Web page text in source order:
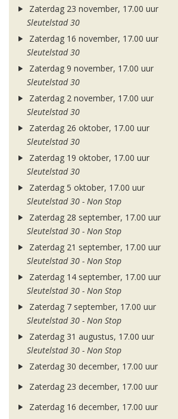
Zaterdag 23 november, 17.00 uur
Sleutelstad 30
Zaterdag 16 november, 17.00 uur
Sleutelstad 30
Zaterdag 9 november, 17.00 uur
Sleutelstad 30
Zaterdag 2 november, 17.00 uur
Sleutelstad 30
Zaterdag 26 oktober, 17.00 uur
Sleutelstad 30
Zaterdag 19 oktober, 17.00 uur
Sleutelstad 30
Zaterdag 5 oktober, 17.00 uur
Sleutelstad 30 - Non Stop
Zaterdag 28 september, 17.00 uur
Sleutelstad 30 - Non Stop
Zaterdag 21 september, 17.00 uur
Sleutelstad 30 - Non Stop
Zaterdag 14 september, 17.00 uur
Sleutelstad 30 - Non Stop
Zaterdag 7 september, 17.00 uur
Sleutelstad 30 - Non Stop
Zaterdag 31 augustus, 17.00 uur
Sleutelstad 30 - Non Stop
Zaterdag 30 december, 17.00 uur
Zaterdag 23 december, 17.00 uur
Zaterdag 16 december, 17.00 uur